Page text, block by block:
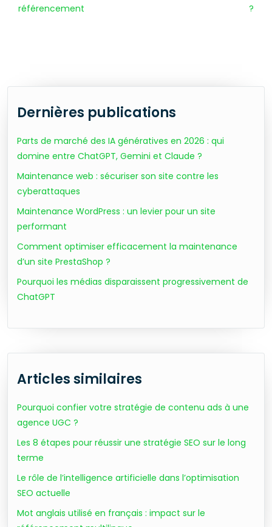
référencement
?
Dernières publications
Parts de marché des IA génératives en 2026 : qui
domine entre ChatGPT, Gemini et Claude ?
Maintenance web : sécuriser son site contre les
cyberattaques
Maintenance WordPress : un levier pour un site
performant
Comment optimiser efficacement la maintenance
d’un site PrestaShop ?
Pourquoi les médias disparaissent progressivement de
ChatGPT
Articles similaires
Pourquoi confier votre stratégie de contenu ads à une
agence UGC ?
Les 8 étapes pour réussir une stratégie SEO sur le long
terme
Le rôle de l’intelligence artificielle dans l’optimisation
SEO actuelle
Mot anglais utilisé en français : impact sur le